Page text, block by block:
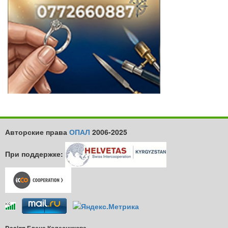
Авторские права ОПАЛ 2006-2025
При поддержке: